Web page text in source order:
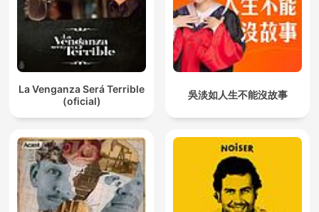
La Venganza Será Terrible
(oficial)
吳淡如人生不能沒故事